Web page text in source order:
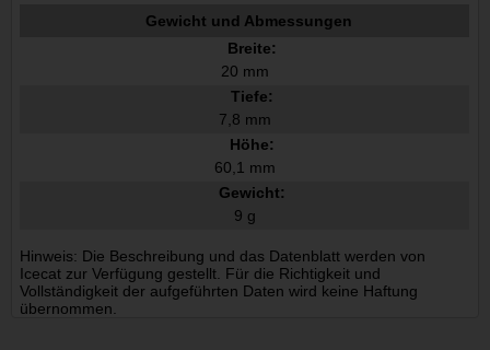
Gewicht und Abmessungen
Breite:
20 mm
Tiefe:
7,8 mm
Höhe:
60,1 mm
Gewicht:
9 g
Hinweis: Die Beschreibung und das Datenblatt werden von
Icecat zur Verfügung gestellt. Für die Richtigkeit und
Vollständigkeit der aufgeführten Daten wird keine Haftung
übernommen.